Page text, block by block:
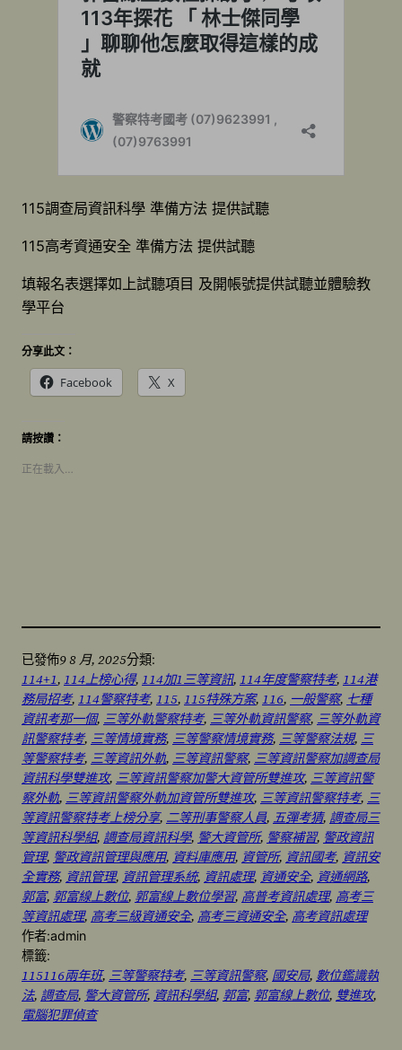
115調查局資訊科學 準備方法 提供試聽
115高考資通安全 準備方法 提供試聽
填報名表選擇如上試聽項目 及開帳號提供試聽並體驗教
學平台
分享此文：
Facebook X
請按讚：
正在載入…
已發佈9 8 月, 2025分類:
114+1, 114上榜心得, 114加1三等資訊, 114年度警察特考, 114港
務局招考, 114警察特考, 115, 115特殊方案, 116, 一般警察, 七種
資訊考那一個, 三等外軌警察特考, 三等外軌資訊警察, 三等外軌資
訊警察特考, 三等情境實務, 三等警察情境實務, 三等警察法規, 三
等警察特考, 三等資訊外軌, 三等資訊警察, 三等資訊警察加調查局
資訊科學雙進攻, 三等資訊警察加警大資管所雙進攻, 三等資訊警
察外軌, 三等資訊警察外軌加資管所雙進攻, 三等資訊警察特考, 三
等資訊警察特考上榜分享, 二等刑事警察人員, 五彈考猜, 調查局三
等資訊科學組, 調查局資訊科學, 警大資管所, 警察補習, 警政資訊
管理, 警政資訊管理與應用, 資料庫應用, 資管所, 資訊國考, 資訊安
全實務, 資訊管理, 資訊管理系統, 資訊處理, 資通安全, 資通網路
郭富, 郭富線上數位, 郭富線上數位學習, 高普考資訊處理, 高考三
等資訊處理, 高考三級資通安全, 高考三資通安全, 高考資訊處理
作者:admin
標籤:
115116兩年班, 三等警察特考, 三等資訊警察, 國安局, 數位鑑識執
法, 調查局, 警大資管所, 資訊科學組, 郭富, 郭富線上數位, 雙進攻
電腦犯罪偵查